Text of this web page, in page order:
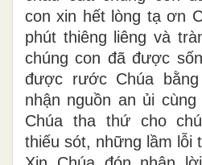
con xin hết lòng tạ ơn
phút thiêng liêng và
chúng con đã được
được rước Chúa
nhận nguồn an ủi
Chúa tha thứ cho
thiếu sót, những lầm lỗi